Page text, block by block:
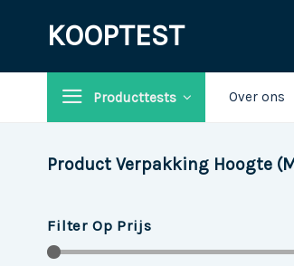
KOOPTEST
Producttests Over ons
Product Verpakking Hoogte
Filter Op Prijs